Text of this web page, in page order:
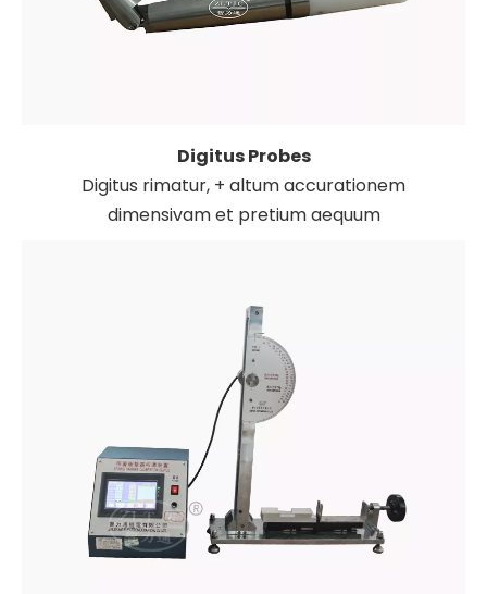
Digitus Probes
Digitus rimatur, + altum accurationem
dimensivam et pretium aequum